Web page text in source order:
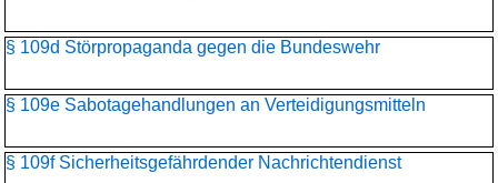
§ 109d Störpropaganda gegen die Bundeswehr
§ 109e Sabotagehandlungen an Verteidigungsmitteln
§ 109f Sicherheitsgefährdender Nachrichtendienst